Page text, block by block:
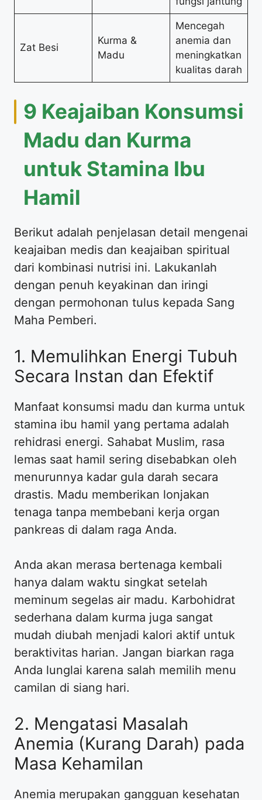
Zat Besi
Kurma &
Madu
Mencegah
anemia dan
meningkatkan
kualitas darah
9 Keajaiban Konsumsi
Madu dan Kurma
untuk Stamina Ibu
Hamil
Berikut adalah penjelasan detail mengenai
keajaiban medis dan keajaiban spiritual
dari kombinasi nutrisi ini. Lakukanlah
dengan penuh keyakinan dan iringi
dengan permohonan tulus kepada Sang
Maha Pemberi.
1. Memulihkan Energi Tubuh
Secara Instan dan Efektif
Manfaat konsumsi madu dan kurma untuk
stamina ibu hamil yang pertama adalah
rehidrasi energi. Sahabat Muslim, rasa
lemas saat hamil sering disebabkan oleh
menurunnya kadar gula darah secara
drastis. Madu memberikan lonjakan
tenaga tanpa membebani kerja organ
pankreas di dalam raga Anda.
Anda akan merasa bertenaga kembali
hanya dalam waktu singkat setelah
meminum segelas air madu. Karbohidrat
sederhana dalam kurma juga sangat
mudah diubah menjadi kalori aktif untuk
beraktivitas harian. Jangan biarkan raga
Anda lunglai karena salah memilih menu
camilan di siang hari.
2. Mengatasi Masalah
Anemia (Kurang Darah) pada
Masa Kehamilan
Anemia merupakan gangguan kesehatan